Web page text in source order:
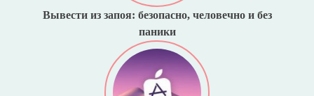
Вывести из запоя: безопасно, человечно и без
паники